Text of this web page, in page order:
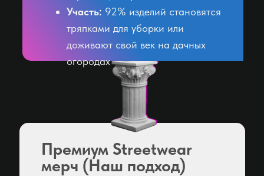
Премиум Streetwear
мерч (Наш подход)
Участь: 92% изделий становятся
тряпками для уборки или
доживают свой век на дачных
огородах